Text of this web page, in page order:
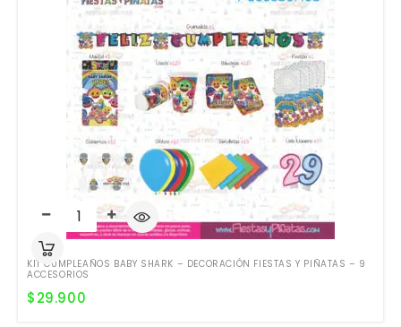
KIT CUMPLEAÑOS BABY SHARK – DECORACIÓN FIESTAS Y PIÑATAS – 9
ACCESORIOS
$29.900